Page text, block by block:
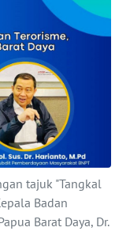
tajuk "Tangkal
Badan
Barat Daya, Dr.